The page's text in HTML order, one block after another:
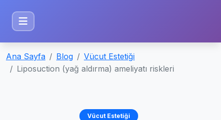
Ana Sayfa Blog
Vücut Estetiği
Liposuction (yağ aldırma) ameliyatı riskleri
Vücut Estetiği